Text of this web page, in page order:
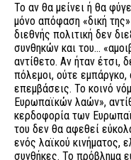
Το αν θα μείνει ή θα
μόνο απόφαση «δική
διεθνής πολιτική δεν
συνθηκών και του...
αντίθετο. Αν ήταν έτσι,
πόλεμοι, ούτε εμπάργκο,
επεμβάσεις. Το κοινό
Ευρωπαϊκών λαών»,
κερδοφορία των
του δεν θα αφεθεί
ενός λαϊκού κινήματος,
συνθήκες. Το πρόβλημα